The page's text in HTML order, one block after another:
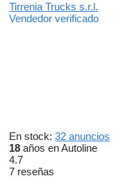
Tirrenia Trucks s.r.l.
Vendedor verificado
En stock: 32 anuncios
18 años en Autoline
4.7
7 reseñas